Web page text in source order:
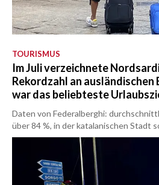
TOURISMUS
Im Juli verzeichnete
Rekordzahl an ausländischen
war das beliebteste
Daten von Federalberghi:
über 84 %, in der katalanischen Stadt